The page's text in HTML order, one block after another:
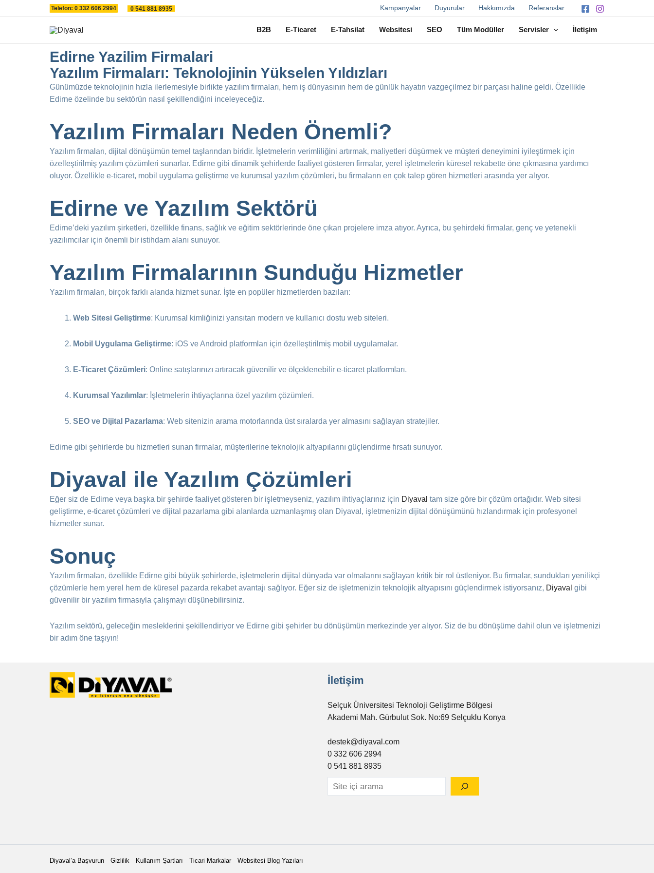
Telefon: 0 332 606 2994 0 541 881 8935 Kampanyalar Duyurular Hakkımızda Referanslar
B2B E-Ticaret E-Tahsilat Websitesi SEO Tüm Modüller Servisler İletişim
Edirne Yazilim Firmalari
Yazılım Firmaları: Teknolojinin Yükselen Yıldızları
Günümüzde teknolojinin hızla ilerlemesiyle birlikte yazılım firmaları, hem iş dünyasının hem de günlük hayatın vazgeçilmez bir parçası haline geldi. Özellikle
Edirne özelinde bu sektörün nasıl şekillendiğini inceleyeceğiz.
Yazılım Firmaları Neden Önemli?
Yazılım firmaları, dijital dönüşümün temel taşlarından biridir. İşletmelerin verimliliğini artırmak, maliyetleri düşürmek ve müşteri deneyimini iyileştirmek için
özelleştirilmiş yazılım çözümleri sunarlar. Edirne gibi dinamik şehirlerde faaliyet gösteren firmalar, yerel işletmelerin küresel rekabette öne çıkmasına yardımcı
oluyor. Özellikle e-ticaret, mobil uygulama geliştirme ve kurumsal yazılım çözümleri, bu firmaların en çok talep gören hizmetleri arasında yer alıyor.
Edirne ve Yazılım Sektörü
Edirne’deki yazılım şirketleri, özellikle finans, sağlık ve eğitim sektörlerinde öne çıkan projelere imza atıyor. Ayrıca, bu şehirdeki firmalar, genç ve yetenekli
yazılımcılar için önemli bir istihdam alanı sunuyor.
Yazılım Firmalarının Sunduğu Hizmetler
Yazılım firmaları, birçok farklı alanda hizmet sunar. İşte en popüler hizmetlerden bazıları:
Web Sitesi Geliştirme: Kurumsal kimliğinizi yansıtan modern ve kullanıcı dostu web siteleri.
Mobil Uygulama Geliştirme: iOS ve Android platformları için özelleştirilmiş mobil uygulamalar.
E-Ticaret Çözümleri: Online satışlarınızı artıracak güvenilir ve ölçeklenebilir e-ticaret platformları.
Kurumsal Yazılımlar: İşletmelerin ihtiyaçlarına özel yazılım çözümleri.
SEO ve Dijital Pazarlama: Web sitenizin arama motorlarında üst sıralarda yer almasını sağlayan stratejiler.
Edirne gibi şehirlerde bu hizmetleri sunan firmalar, müşterilerine teknolojik altyapılarını güçlendirme fırsatı sunuyor.
Diyaval ile Yazılım Çözümleri
Eğer siz de Edirne veya başka bir şehirde faaliyet gösteren bir işletmeyseniz, yazılım ihtiyaçlarınız için Diyaval tam size göre bir çözüm ortağıdır. Web sitesi
geliştirme, e-ticaret çözümleri ve dijital pazarlama gibi alanlarda uzmanlaşmış olan Diyaval, işletmenizin dijital dönüşümünü hızlandırmak için profesyonel
hizmetler sunar.
Sonuç
Yazılım firmaları, özellikle Edirne gibi büyük şehirlerde, işletmelerin dijital dünyada var olmalarını sağlayan kritik bir rol üstleniyor. Bu firmalar, sundukları yenilikçi
çözümlerle hem yerel hem de küresel pazarda rekabet avantajı sağlıyor. Eğer siz de işletmenizin teknolojik altyapısını güçlendirmek istiyorsanız, Diyaval gibi
güvenilir bir yazılım firmasıyla çalışmayı düşünebilirsiniz.
Yazılım sektörü, geleceğin mesleklerini şekillendiriyor ve Edirne gibi şehirler bu dönüşümün merkezinde yer alıyor. Siz de bu dönüşüme dahil olun ve işletmenizi
bir adım öne taşıyın!
İletişim
Selçuk Üniversitesi Teknoloji Geliştirme Bölgesi
Akademi Mah. Gürbulut Sok. No:69 Selçuklu Konya
destek@diyaval.com
0 332 606 2994
0 541 881 8935
Diyaval’a Başvurun Gizlilik Kullanım Şartları Ticari Markalar Websitesi Blog Yazıları